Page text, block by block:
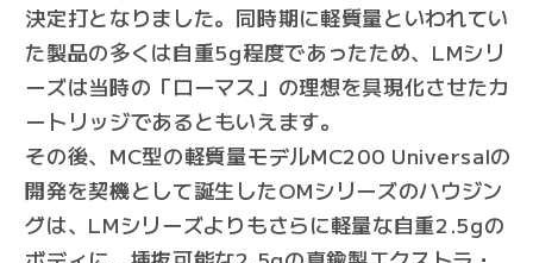
決定打となりました。同時期に軽質量といわれてい
た製品の多くは自重5g程度であったため、LMシリ
ーズは当時の「ローマス」の理想を具現化させたカ
ートリッジであるともいえます。
その後、MC型の軽質量モデルMC200 Universalの
開発を契機として誕生したOMシリーズのハウジン
グは、LMシリーズよりもさらに軽量な自重2.5gの